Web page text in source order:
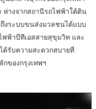
างจากสถานีรถไฟฟ้าใต้ดิน
ถึงระบบขนส่งมวลชนได้แบบ
ฟฟ้าบีทีเอสสายสุขุมวิท และ
ด้รับความสะดวกสบายที่
ของกรุงเทพฯ